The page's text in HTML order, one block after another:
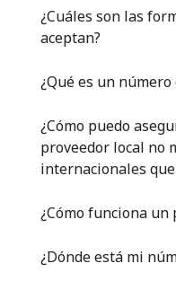
¿Cuáles son las
aceptan?
¿Qué es un número
¿Cómo puedo
proveedor local no
internacionales
¿Cómo funciona un
¿Dónde está mi